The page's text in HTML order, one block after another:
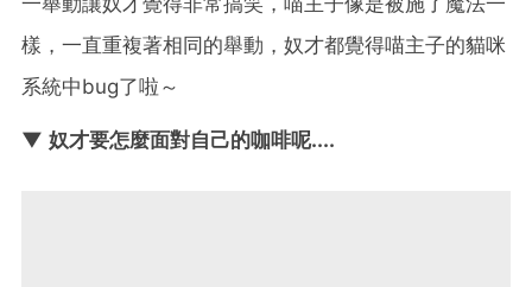
樣，一直重複著相同的舉動，奴才都覺得喵主子的貓咪
系統中bug了啦～
▼ 奴才要怎麼面對自己的咖啡呢....